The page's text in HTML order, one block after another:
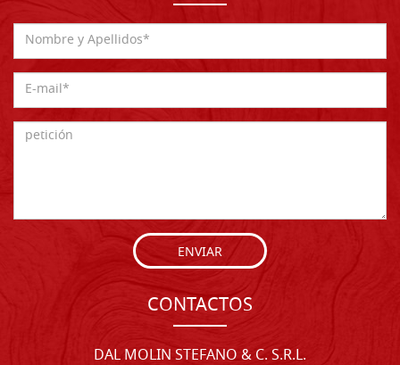
ENVIAR
CONTACTOS
DAL MOLIN STEFANO & C. S.R.L.